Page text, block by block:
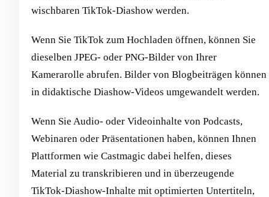
wischbaren TikTok-Diashow werden.
Wenn Sie TikTok zum Hochladen öffnen, können Sie
dieselben JPEG- oder PNG-Bilder von Ihrer
Kamerarolle abrufen. Bilder von Blogbeiträgen können
in didaktische Diashow-Videos umgewandelt werden.
Wenn Sie Audio- oder Videoinhalte von Podcasts,
Webinaren oder Präsentationen haben, können Ihnen
Plattformen wie Castmagic dabei helfen, dieses
Material zu transkribieren und in überzeugende
TikTok-Diashow-Inhalte mit optimierten Untertiteln,